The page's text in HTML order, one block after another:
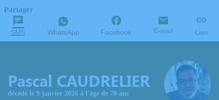
Partager
SMS WhatsApp Facebook E-mail Lien
Pascal CAUDRELIER
décédé le 9 janvier 2026 à l'âge de 70 ans